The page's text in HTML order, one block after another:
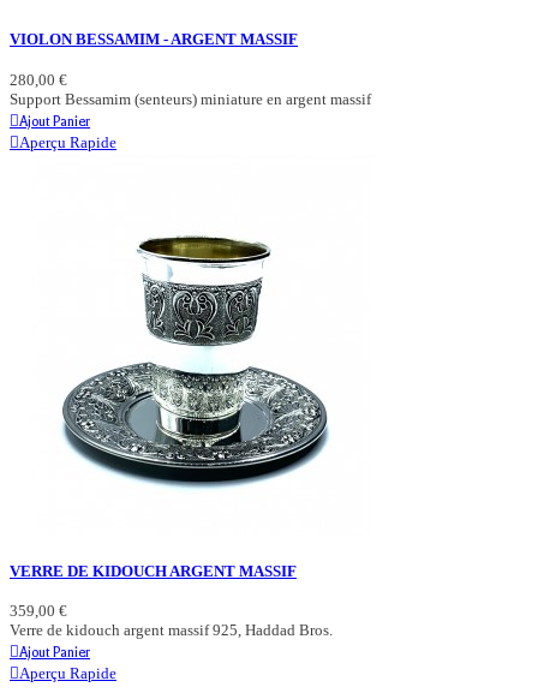
VIOLON BESSAMIM - ARGENT MASSIF
280,00 €
Support Bessamim (senteurs) miniature en argent massif
Ajout Panier
Aperçu Rapide
VERRE DE KIDOUCH ARGENT MASSIF
359,00 €
Verre de kidouch argent massif 925, Haddad Bros.
Ajout Panier
Aperçu Rapide